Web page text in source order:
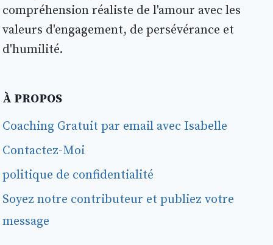
compréhension réaliste de l'amour avec les
valeurs d'engagement, de persévérance et
d'humilité.
À PROPOS
Coaching Gratuit par email avec Isabelle
Contactez-Moi
politique de confidentialité
Soyez notre contributeur et publiez votre
message